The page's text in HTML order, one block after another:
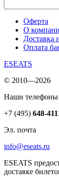
Оферта
О
Доставка
Оплата
ESEATS
© 2010—2026
Наши телефоны
+7 (495) 648-
Эл. почта
info@eseats.ru
ESEATS
доставке